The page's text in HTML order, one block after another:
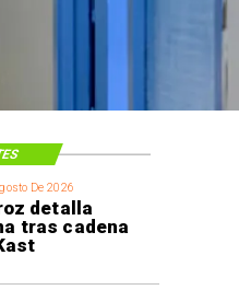
De 2026
detalla
tras cadena